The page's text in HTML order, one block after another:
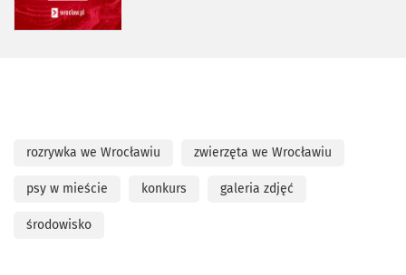
rozrywka we Wrocławiu zwierzęta we Wrocławiu
psy w mieście konkurs galeria zdjęć
środowisko